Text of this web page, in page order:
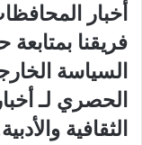
أخبار
فريقنا
السياسة
الحصري لـ
الثقافية